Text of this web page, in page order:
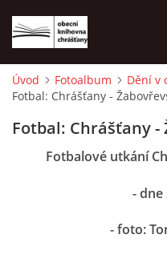
ÚVOD
Úvod Fotoalbum
Dění v
Fotbal: Chrášťany -
Fotbal: Chrášťany -
Fotbalové utkání
- dne
- foto: